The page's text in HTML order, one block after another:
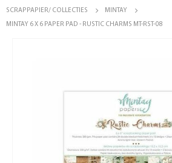
SCRAPPAPIER/ COLLECTIES MINTAY
MINTAY 6 X 6 PAPER PAD - RUSTIC CHARMS MT-RST-08